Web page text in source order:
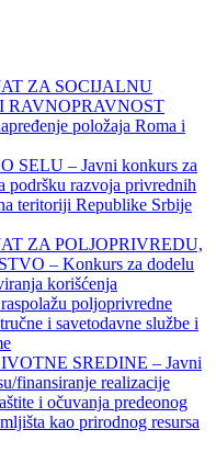
ZA SOCIJALNU
RAVNOPRAVNOST
položaja Roma i
SELU – Javni konkurs za
podršku razvoja privrednih
teritoriji Republike Srbije
ZA POLJOPRIVREDU,
– Konkurs za dodelu
korišćenja
poljoprivredne
i savetodavne službe i
SREDINE – Javni
finansiranje realizacije
i očuvanja predeonog
kao prirodnog resursa